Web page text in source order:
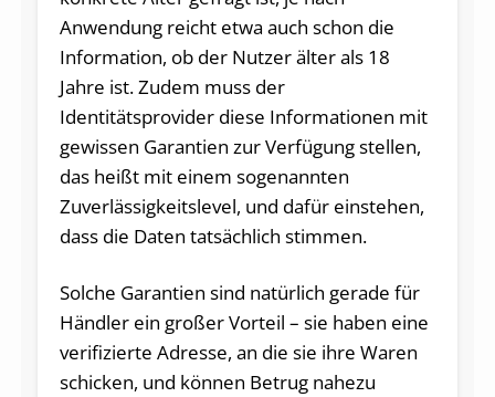
Anwendung reicht etwa auch schon die
Information, ob der Nutzer älter als 18
Jahre ist. Zudem muss der
Identitätsprovider diese Informationen mit
gewissen Garantien zur Verfügung stellen,
das heißt mit einem sogenannten
Zuverlässigkeitslevel, und dafür einstehen,
dass die Daten tatsächlich stimmen.
Solche Garantien sind natürlich gerade für
Händler ein großer Vorteil – sie haben eine
verifizierte Adresse, an die sie ihre Waren
schicken, und können Betrug nahezu